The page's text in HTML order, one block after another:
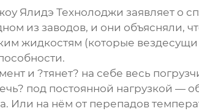
Ялидэ Технолоджи заявляет о
из заводов, и они объясняли,
жидкостям (которые
и ?тянет? на себе весь
под постоянной нагрузкой —
Или на нём от перепадов